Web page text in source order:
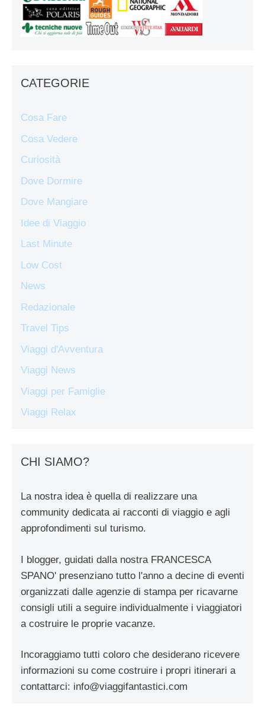
CATEGORIE
Cosa Fare
Cosa Vedere
Curiosità
Dove Dormire
Dove Mangiare
Idee di Viaggio
Last Minute
Low Cost
News
Redazionale
Travel Tips
Viaggi d'Avventura
Viaggi News
Viaggi per Famiglie
Viaggi Relax
CHI SIAMO?
La nostra idea è quella di realizzare una
community dedicata ai racconti di viaggio e agli
approfondimenti sul turismo.
I blogger, guidati dalla nostra FRANCESCA
SPANO' presenziano tutto l'anno a decine di eventi
organizzati dalle agenzie di stampa per ricavarne
consigli utili a seguire individualmente i viaggiatori
a costruire le proprie vacanze.
Incoraggiamo tutti coloro che desiderano ricevere
informazioni su come costruire i propri itinerari a
contattarci: info@viaggifantastici.com